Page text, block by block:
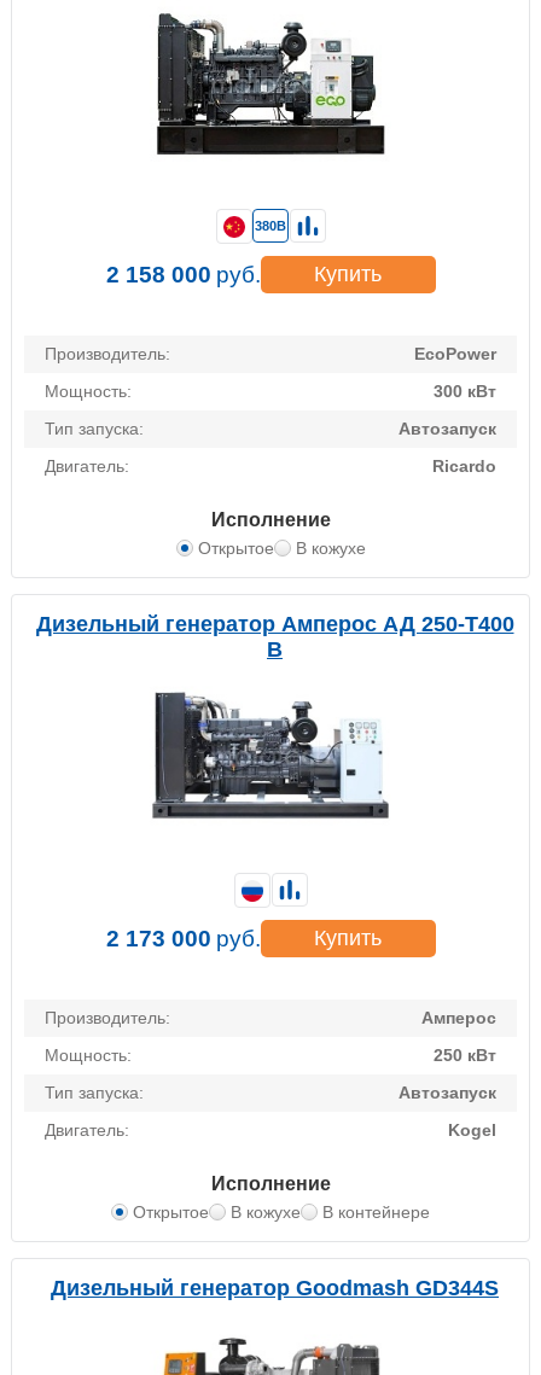
Производитель:
EcoPower
Мощность:
300 кВт
Тип запуска:
Автозапуск
Двигатель:
Ricardo
Исполнение
Открытое В кожухе
380В
2 158 000 руб. Купить
Дизельный генератор Амперос АД 250-Т400
B
Производитель:
Амперос
Мощность:
250 кВт
Тип запуска:
Автозапуск
Двигатель:
Kogel
Исполнение
Открытое В кожухе В контейнере
2 173 000 руб. Купить
Дизельный генератор Goodmash GD344S